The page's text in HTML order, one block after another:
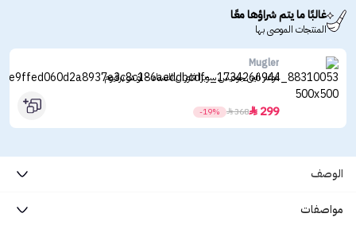
غالبًا ما يتم شراؤها معًا
المنتجات الموصى بها
Mugler
موغلر الين جوديس سوبرا فلورال للنساء - او دو برفيوم
299

368

-19%
الوصف
مواصفات